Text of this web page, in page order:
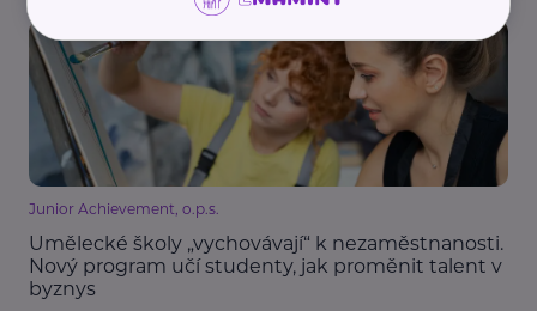
Junior Achievement, o.p.s.
Umělecké školy „vychovávají“ k nezaměstnanosti.
Nový program učí studenty, jak proměnit talent v
byznys